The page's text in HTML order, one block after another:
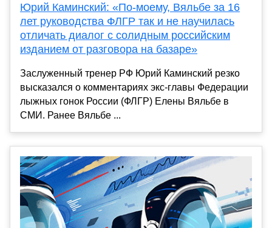
Юрий Каминский: «По-моему, Вяльбе за 16
лет руководства ФЛГР так и не научилась
отличать диалог с солидным российским
изданием от разговора на базаре»
Заслуженный тренер РФ Юрий Каминский резко
высказался о комментариях экс-главы Федерации
лыжных гонок России (ФЛГР) Елены Вяльбе в
СМИ. Ранее Вяльбе ...